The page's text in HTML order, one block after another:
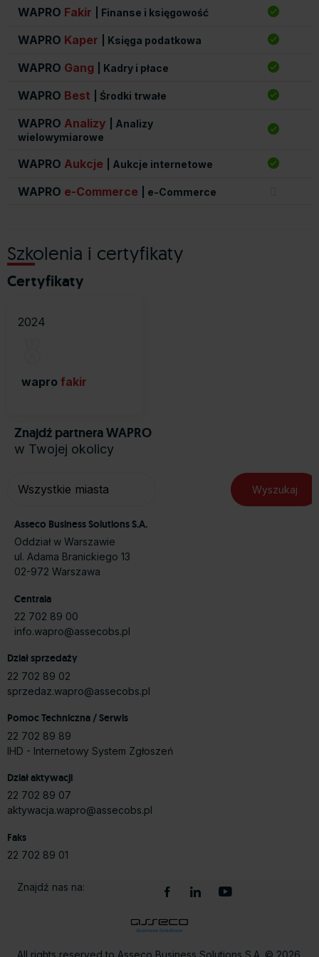
WAPRO Fakir | Finanse i księgowość
WAPRO Kaper | Księga podatkowa
WAPRO Gang | Kadry i płace
WAPRO Best | Środki trwałe
WAPRO Analizy
| Analizy
wielowymiarowe
WAPRO Aukcje | Aukcje internetowe
WAPRO e-Commerce | e-Commerce
Szkolenia i certyfikaty
Certyfikaty
2024
wapro fakir
Znajdź partnera WAPRO
w Twojej okolicy
Asseco Business Solutions S.A.
Oddział w Warszawie
ul. Adama Branickiego 13
02-972 Warszawa
Centrala
22 702 89 00
info.wapro@assecobs.pl
Dział sprzedaży
22 702 89 02
sprzedaz.wapro@assecobs.pl
Pomoc Techniczna / Serwis
22 702 89 89
IHD - Internetowy System Zgłoszeń
Dział aktywacji
22 702 89 07
aktywacja.wapro@assecobs.pl
Faks
22 702 89 01
Znajdź nas na: